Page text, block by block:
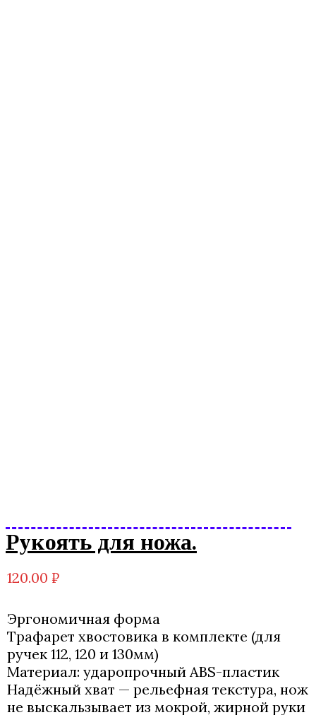
Рукоять для ножа.
120.00 ₽
Эргономичная форма
Трафарет хвостовика в комплекте (для
ручек 112, 120 и 130мм)
Материал: ударопрочный ABS-пластик
Надёжный хват — рельефная текстура, нож
не выскальзывает из мокрой, жирной руки